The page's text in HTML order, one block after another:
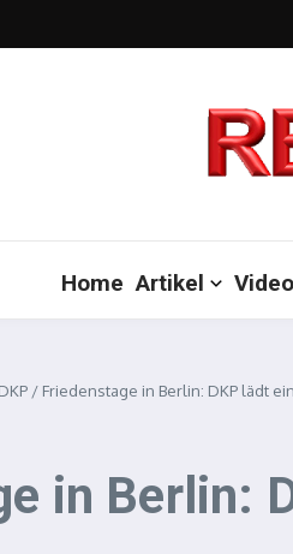
Home Artikel
DKP / Friedenstage in Berlin: DKP lädt
in Berlin: